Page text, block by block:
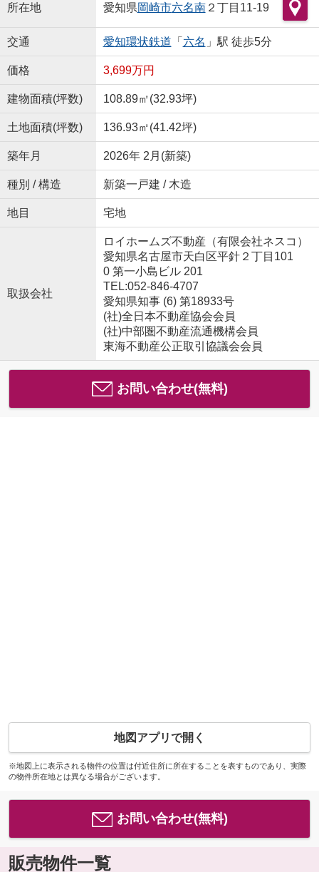
所在地 愛知県岡崎市六名南２丁目11-19
交通 愛知環状鉄道 「 六名 」駅 徒歩5分
価格 3,699万円
建物面積(坪数) 108.89㎡(32.93坪)
土地面積(坪数) 136.93㎡(41.42坪)
築年月 2026年 2月(新築)
種別 / 構造 新築一戸建 / 木造
地目 宅地
取扱会社
ロイホームズ不動産（有限会社ネスコ）
愛知県名古屋市天白区平針２丁目101
0 第一小島ビル 201
TEL:052-846-4707
愛知県知事 (6) 第18933号
(社)全日本不動産協会会員
(社)中部圏不動産流通機構会員
東海不動産公正取引協議会会員
お問い合わせ(無料)
地図アプリで開く
※地図上に表示される物件の位置は付近住所に所在することを表すものであり、実際
の物件所在地とは異なる場合がございます。
お問い合わせ(無料)
販売物件一覧